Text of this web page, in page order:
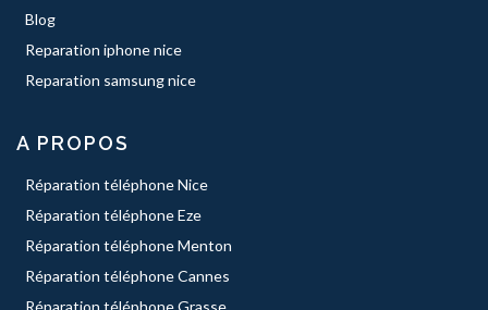
Blog
Reparation iphone nice
Reparation samsung nice
A PROPOS
Réparation téléphone Nice
Réparation téléphone Eze
Réparation téléphone Menton
Réparation téléphone Cannes